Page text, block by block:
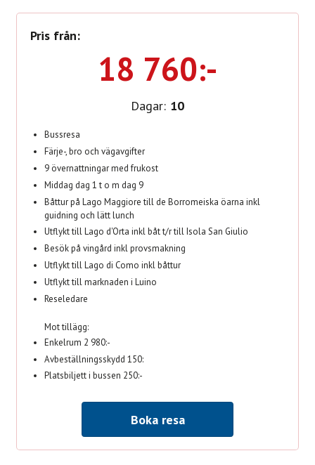
Pris från:
18 760:-
Dagar: 10
Bussresa
Färje-, bro och vägavgifter
9 övernattningar med frukost
Middag dag 1 t o m dag 9
Båttur på Lago Maggiore till de Borromeiska öarna inkl
guidning och lätt lunch
Utflykt till Lago d'Orta inkl båt t/r till Isola San Giulio
Besök på vingård inkl provsmakning
Utflykt till Lago di Como inkl båttur
Utflykt till marknaden i Luino
Reseledare
Mot tillägg:
Enkelrum 2 980:-
Avbeställningsskydd 150:
Platsbiljett i bussen 250:-
Boka resa